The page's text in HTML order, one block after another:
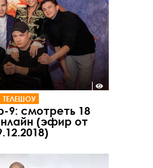
ТЕЛЕШОУ
9: смотреть 18
(эфир от